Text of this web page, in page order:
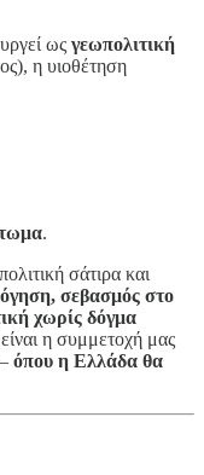
ως γεωπολιτική
η υιοθέτηση
.
σάτιρα και
σεβασμός στο
χωρίς δόγμα
η συμμετοχή μας
όπου η Ελλάδα θα